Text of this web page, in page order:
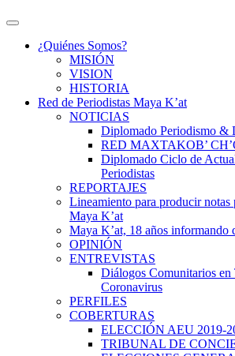
¿Quiénes Somos?
MISIÓN
VISION
HISTORIA
Red de Periodistas Maya K’at
NOTICIAS
Diplomado Periodismo &
RED MAXTAKOB’
Diplomado Ciclo de
Periodistas
REPORTAJES
Lineamiento para producir
Maya K’at
Maya K’at, 18 años informando
OPINIÓN
ENTREVISTAS
Diálogos Comunitarios en
Coronavirus
PERFILES
COBERTURAS
ELECCIÓN AEU 2019-
TRIBUNAL DE